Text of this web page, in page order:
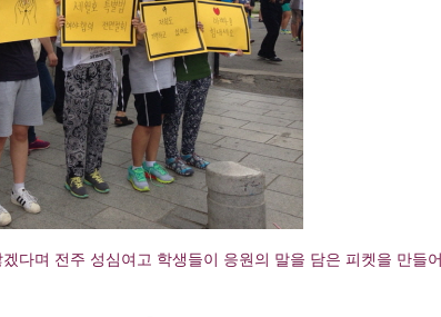
다며 전주 성심여고 학생들이 응원의 말을 담은 피켓을 만들